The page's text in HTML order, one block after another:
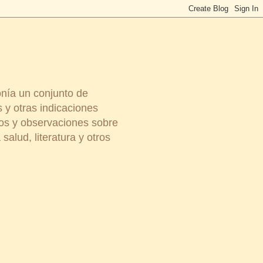
un conjunto de
y otras indicaciones
y observaciones sobre
literatura y otros